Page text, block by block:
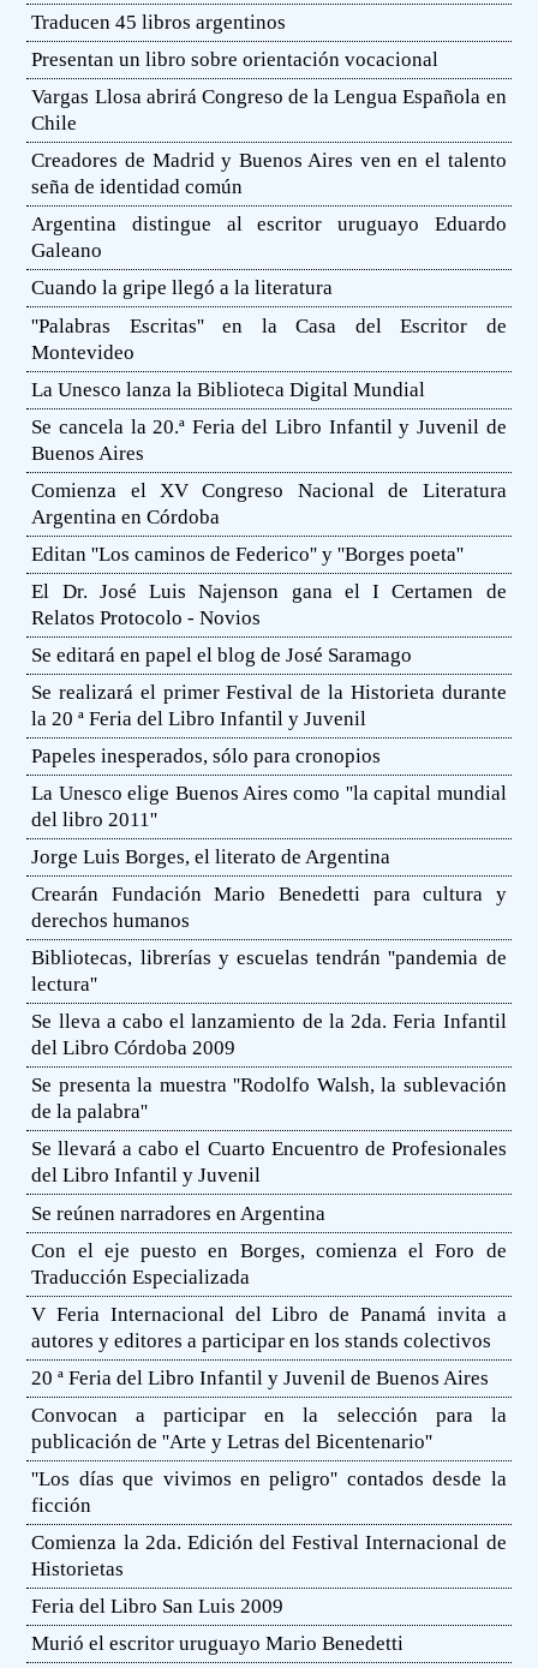
Traducen 45 libros argentinos
Presentan un libro sobre orientación vocacional
Vargas Llosa abrirá Congreso de la Lengua Española en
Chile
Creadores de Madrid y Buenos Aires ven en el talento
seña de identidad común
Argentina distingue al escritor uruguayo Eduardo
Galeano
Cuando la gripe llegó a la literatura
''Palabras Escritas'' en la Casa del Escritor de
Montevideo
La Unesco lanza la Biblioteca Digital Mundial
Se cancela la 20.ª Feria del Libro Infantil y Juvenil de
Buenos Aires
Comienza el XV Congreso Nacional de Literatura
Argentina en Córdoba
Editan ''Los caminos de Federico'' y ''Borges poeta''
El Dr. José Luis Najenson gana el I Certamen de
Relatos Protocolo - Novios
Se editará en papel el blog de José Saramago
Se realizará el primer Festival de la Historieta durante
la 20 ª Feria del Libro Infantil y Juvenil
Papeles inesperados, sólo para cronopios
La Unesco elige Buenos Aires como ''la capital mundial
del libro 2011''
Jorge Luis Borges, el literato de Argentina
Crearán Fundación Mario Benedetti para cultura y
derechos humanos
Bibliotecas, librerías y escuelas tendrán ''pandemia de
lectura''
Se lleva a cabo el lanzamiento de la 2da. Feria Infantil
del Libro Córdoba 2009
Se presenta la muestra ''Rodolfo Walsh, la sublevación
de la palabra''
Se llevará a cabo el Cuarto Encuentro de Profesionales
del Libro Infantil y Juvenil
Se reúnen narradores en Argentina
Con el eje puesto en Borges, comienza el Foro de
Traducción Especializada
V Feria Internacional del Libro de Panamá invita a
autores y editores a participar en los stands colectivos
20 ª Feria del Libro Infantil y Juvenil de Buenos Aires
Convocan a participar en la selección para la
publicación de ''Arte y Letras del Bicentenario''
''Los días que vivimos en peligro'' contados desde la
ficción
Comienza la 2da. Edición del Festival Internacional de
Historietas
Feria del Libro San Luis 2009
Murió el escritor uruguayo Mario Benedetti